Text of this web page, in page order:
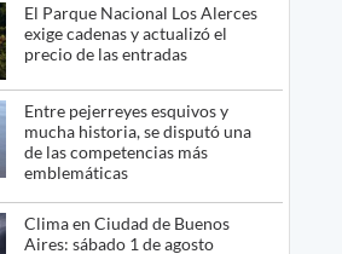
El Parque Nacional Los Alerces
exige cadenas y actualizó el
precio de las entradas
Entre pejerreyes esquivos y
mucha historia, se disputó una
de las competencias más
emblemáticas
Clima en Ciudad de Buenos
Aires: sábado 1 de agosto